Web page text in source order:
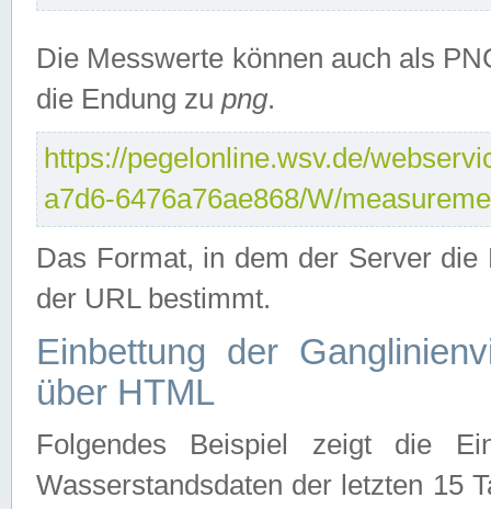
Die Messwerte können auch als
die Endung zu png.
https://pegelonline.wsv.de/
a7d6-6476a76ae868/W/
Das Format, in dem der Server
der URL bestimmt.
Einbettung der
über HTML
Folgendes Beispiel zeigt die
Wasserstandsdaten der letzten 15